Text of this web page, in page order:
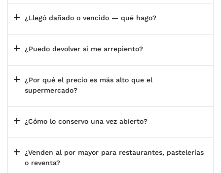
¿Llegó dañado o vencido — qué hago?
¿Puedo devolver si me arrepiento?
¿Por qué el precio es más alto que el
supermercado?
¿Cómo lo conservo una vez abierto?
¿Venden al por mayor para restaurantes, pastelerías
o reventa?